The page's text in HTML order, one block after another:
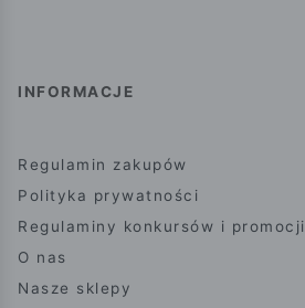
INFORMACJE
Regulamin zakupów
Polityka prywatności
Regulaminy konkursów i promocji
O nas
Nasze sklepy